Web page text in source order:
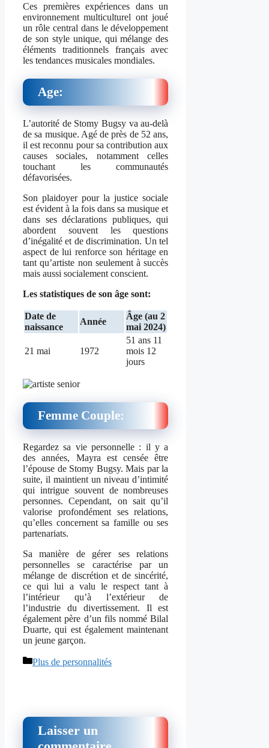
Ces premières expériences dans un
environnement multiculturel ont joué
un rôle central dans le développement
de son style unique, qui mélange des
éléments traditionnels français avec
les tendances musicales mondiales.
Age:
L’autorité de Stomy Bugsy va au-delà
de sa musique. Agé de près de 52 ans,
il est reconnu pour sa contribution aux
causes sociales, notamment celles
touchant les communautés
défavorisées.
Son plaidoyer pour la justice sociale
est évident à la fois dans sa musique et
dans ses déclarations publiques, qui
abordent souvent les questions
d’inégalité et de discrimination. Un tel
aspect de lui renforce son héritage en
tant qu’artiste non seulement à succès
mais aussi socialement conscient.
Les statistiques de son âge sont:
Date de
naissance
Année
Âge (au 2
mai 2024)
21 mai 1972
51 ans 11
mois 12
jours
Femme Couple:
Regardez sa vie personnelle : il y a
des années, Mayra est censée être
l’épouse de Stomy Bugsy. Mais par la
suite, il maintient un niveau d’intimité
qui intrigue souvent de nombreuses
personnes. Cependant, on sait qu’il
valorise profondément ses relations,
qu’elles concernent sa famille ou ses
partenariats.
Sa manière de gérer ses relations
personnelles se caractérise par un
mélange de discrétion et de sincérité,
ce qui lui a valu le respect tant à
l’intérieur qu’à l’extérieur de
l’industrie du divertissement. Il est
également père d’un fils nommé Bilal
Duarte, qui est également maintenant
un jeune garçon.
Catégories
Plus de personnalités
Laisser un